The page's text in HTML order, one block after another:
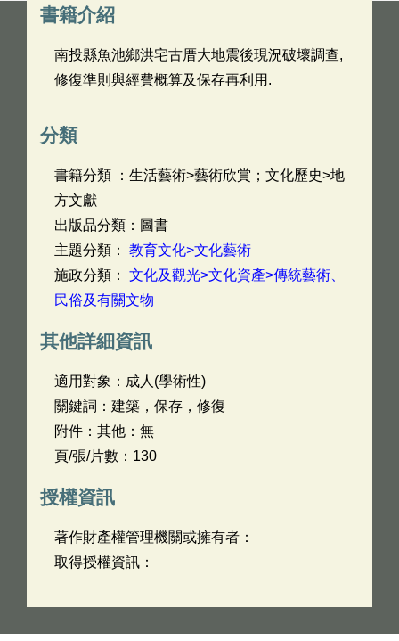
書籍介紹
南投縣魚池鄉洪宅古厝大地震後現況破壞調查,
修復準則與經費概算及保存再利用.
分類
書籍分類 ：生活藝術>藝術欣賞；文化歷史>地
方文獻
出版品分類：圖書
主題分類： 教育文化>文化藝術
施政分類： 文化及觀光>文化資產>傳統藝術、
民俗及有關文物
其他詳細資訊
適用對象：成人(學術性)
關鍵詞：建築，保存，修復
附件：其他：無
頁/張/片數：130
授權資訊
著作財產權管理機關或擁有者：
取得授權資訊：